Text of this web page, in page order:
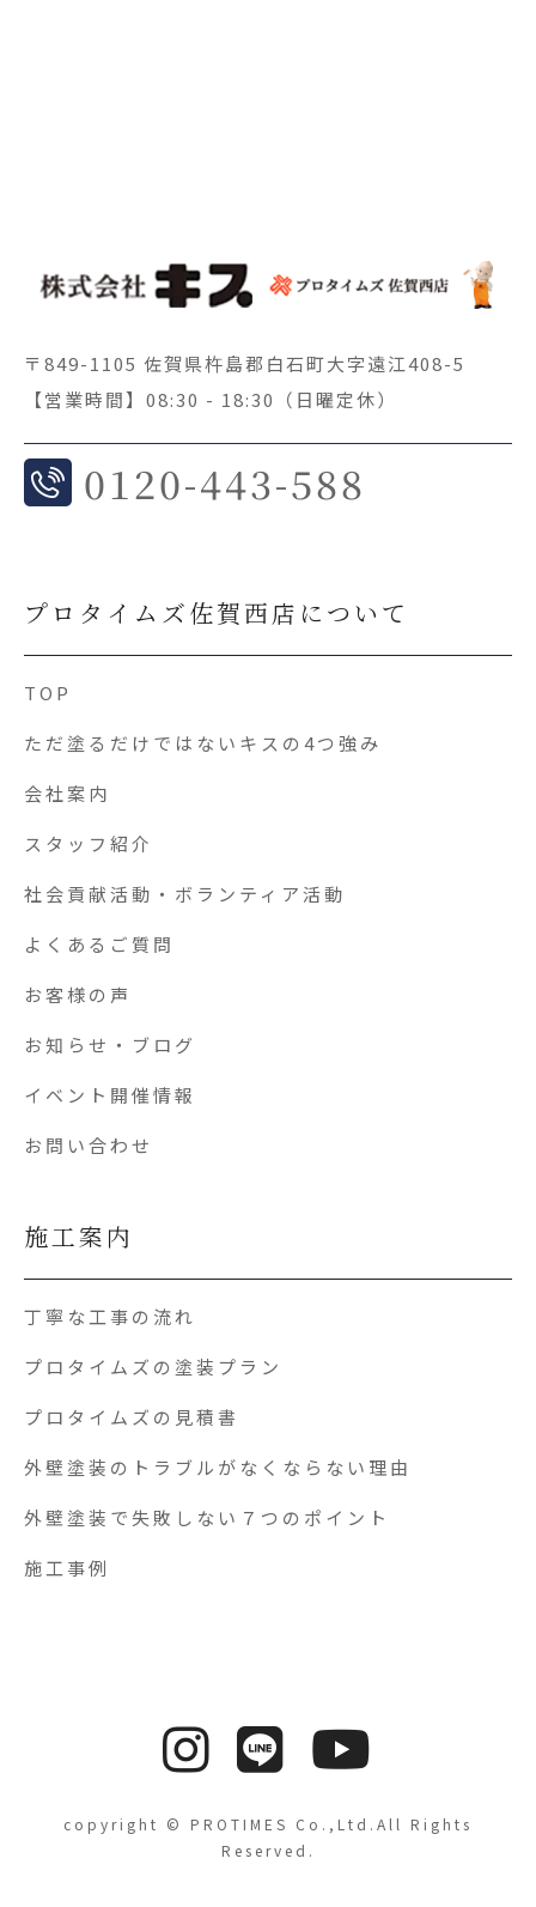
〒849-1105 佐賀県杵島郡白石町大字遠江408-5
【営業時間】08:30 - 18:30（日曜定休）
0120-443-588
プロタイムズ佐賀西店について
TOP
ただ塗るだけではないキスの4つ強み
会社案内
スタッフ紹介
社会貢献活動・ボランティア活動
よくあるご質問
お客様の声
お知らせ・ブログ
イベント開催情報
お問い合わせ
施工案内
丁寧な工事の流れ
プロタイムズの塗装プラン
プロタイムズの見積書
外壁塗装のトラブルがなくならない理由
外壁塗装で失敗しない７つのポイント
施工事例
copyright © PROTIMES Co.,Ltd.All Rights
Reserved.